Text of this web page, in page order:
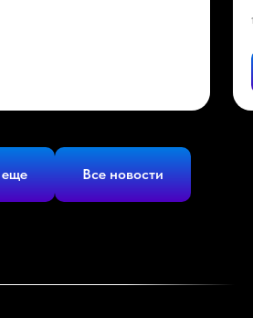
еще Все новости